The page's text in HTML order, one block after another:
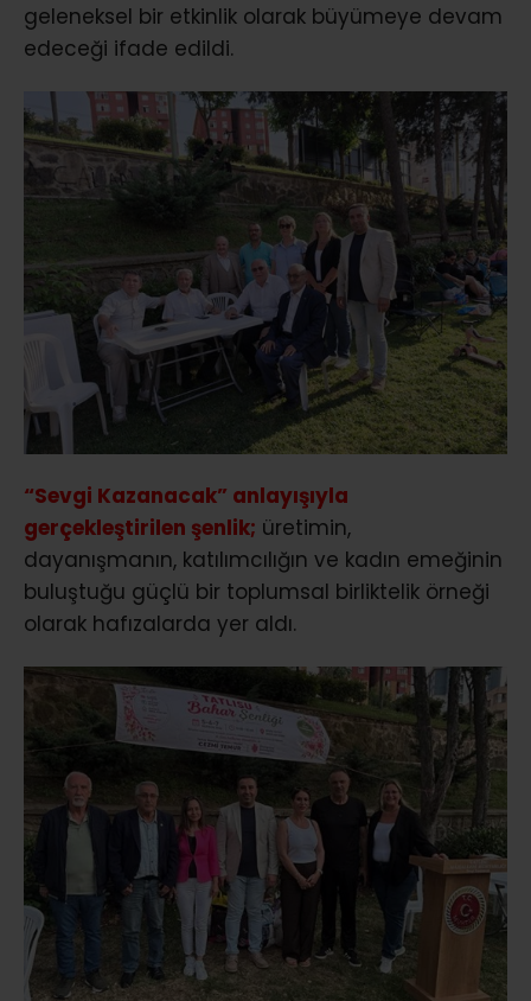
geleneksel bir etkinlik olarak büyümeye devam
edeceği ifade edildi.
“Sevgi Kazanacak” anlayışıyla
gerçekleştirilen şenlik; üretimin,
dayanışmanın, katılımcılığın ve kadın emeğinin
buluştuğu güçlü bir toplumsal birliktelik örneği
olarak hafızalarda yer aldı.